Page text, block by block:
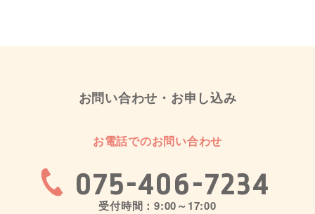
お問い合わせ・お申し込み
お電話でのお問い合わせ
075-406-7234
受付時間：9:00～17:00